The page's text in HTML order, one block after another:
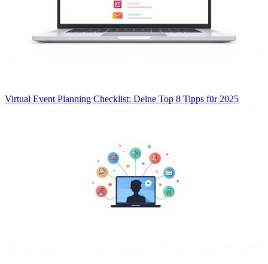
Virtual Event Planning Checklist: Deine Top 8 Tipps für 2025